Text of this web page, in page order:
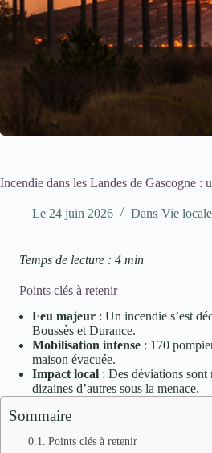
Incendie dans les Landes de Gascogne :
Le 24 juin 2026 Dans Vie locale
Temps de lecture : 4 min
Points clés à retenir
Feu majeur : Un incendie s’est
Boussès et Durance.
Mobilisation intense : 170
maison évacuée.
Impact local : Des déviations sont
dizaines d’autres sous la menace.
Sommaire
Points clés à retenir